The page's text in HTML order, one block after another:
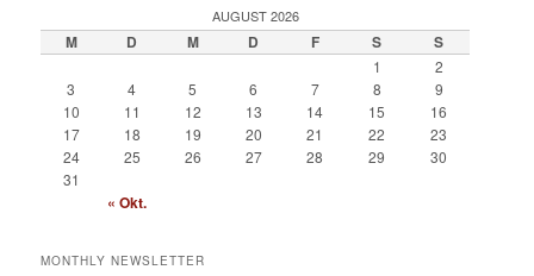
AUGUST 2026
M D M D F S S
1
2
3
4 5 6 7 8
9
10
11 12 13 14 15
16
17
18 19 20 21 22
23
24
25 26 27 28 29
30
31
« Okt.
MONTHLY NEWSLETTER